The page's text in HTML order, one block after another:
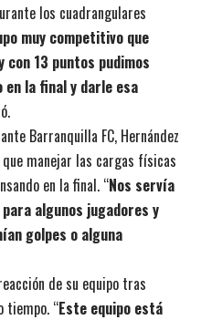
los cuadrangulares
muy competitivo que
13 puntos pudimos
la final y darle esa
Barranquilla FC, Hernández
manejar las cargas físicas
en la final. “Nos servía
algunos jugadores y
golpes o alguna
de su equipo tras
tiempo. “Este equipo está